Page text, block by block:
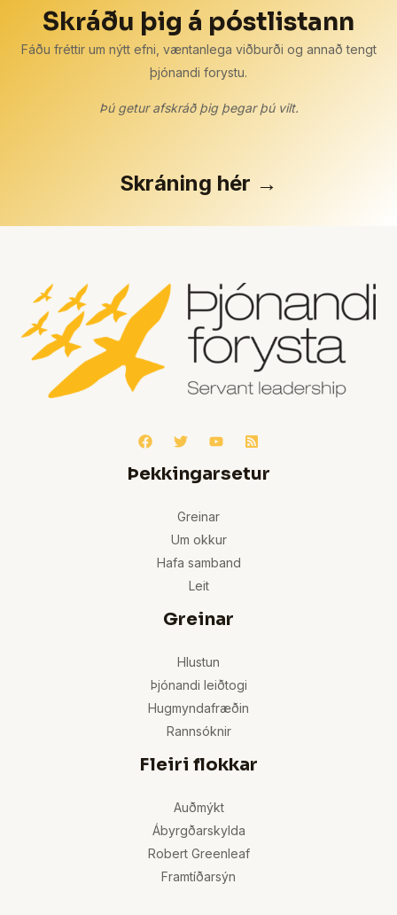
Skráðu þig á póstlistann
Fáðu fréttir um nýtt efni, væntanlega viðburði og annað tengt
þjónandi forystu.
Þú getur afskráð þig þegar þú vilt.
Skráning hér →
Þekkingarsetur
Greinar
Um okkur
Hafa samband
Leit
Greinar
Hlustun
Þjónandi leiðtogi
Hugmyndafræðin
Rannsóknir
Fleiri flokkar
Auðmýkt
Ábyrgðarskylda
Robert Greenleaf
Framtíðarsýn